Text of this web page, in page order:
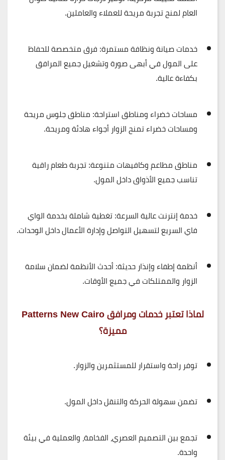
العام لمنح تجربة مريحة للعملاء والعاملين.
خدمات صيانة ونظافة مستمرة: فرق متخصصة للحفاظ
على المول في أبهى صورة وتشغيل جميع المرافق
بكفاءة عالية.
مساحات خضراء ومناطق استراحة: مناطق جلوس مريحة
ومساحات خضراء تمنح الزوار أجواء هادئة ومريحة.
مناطق مطاعم وكافيهات متنوعة: تجربة طعام راقية
تناسب جميع الأذواق داخل المول.
خدمة إنترنت عالية السرعة: تغطية شاملة بخدمة الواي
فاي السريع لتسهيل التواصل وإدارة الأعمال داخل الوحدات.
أنظمة إطفاء وإنذار حديثة: أحدث الأنظمة لضمان سلامة
الزوار والممتلكات في جميع الأوقات.
لماذا تعتبر خدمات ومرافق Patterns New Cairo
مميزة؟
توفر راحة واستقرار للمستثمرين والزوار.
تضمنسهولة الحركة والتنقلداخل المول.
تجمع بينالتصميم العصري، الفخامة، والعمليةفي بيئة
واحدة.